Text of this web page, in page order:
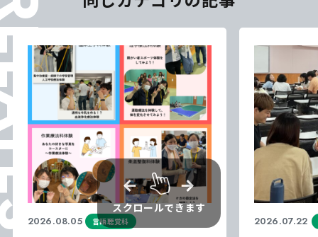
2026.08.05 言語聴覚科 2026.07.22
スクロールできます